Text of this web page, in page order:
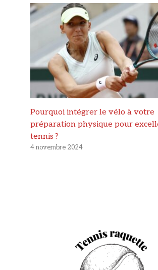
Pourquoi intégrer le vélo à votre
préparation physique pour
tennis ?
4 novembre 2024